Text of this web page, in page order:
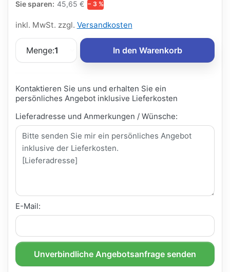
Sie sparen: 45,65 € − 3 %
inkl. MwSt. zzgl. Versandkosten
Menge:1 In den Warenkorb
Kontaktieren Sie uns und erhalten Sie ein
persönliches Angebot inklusive Lieferkosten
Lieferadresse und Anmerkungen / Wünsche:
E-Mail:
Unverbindliche Angebotsanfrage senden